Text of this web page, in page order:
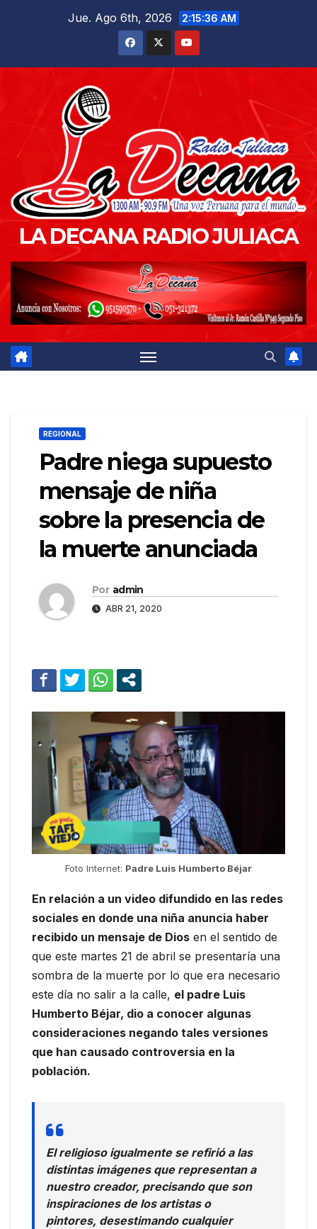
Jue. Ago 6th, 2026 2:15:37 AM
LA DECANA RADIO JULIACA
REGIONAL
Padre niega supuesto
mensaje de niña
sobre la presencia de
la muerte anunciada
Por admin
ABR 21, 2020
Foto Internet: Padre Luis Humberto Béjar
En relación a un video difundido en las redes
sociales en donde una niña anuncia haber
recibido un mensaje de Dios en el sentido de
que este martes 21 de abril se presentaría una
sombra de la muerte por lo que era necesario
este día no salir a la calle, el padre Luis
Humberto Béjar, dio a conocer algunas
consideraciones negando tales versiones
que han causado controversia en la
población.
El religioso igualmente se refirió a las
distintas imágenes que representan a
nuestro creador, precisando que son
inspiraciones de los artistas o
pintores, desestimando cualquier